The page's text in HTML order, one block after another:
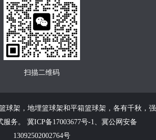
扫描二维码
球架 ， 地埋篮球架和平箱篮球架 ，各有千秋，强
服务。 冀ICP备17003677号-1
冀公网安备
13092502002764号